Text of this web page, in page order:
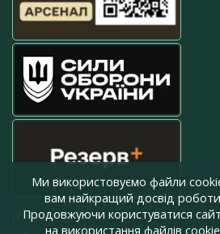
press@armyinform.com.ua
Ми використовуємо файли
вам найкращий досвід
Продовжуючи користуватися
на використання файлів